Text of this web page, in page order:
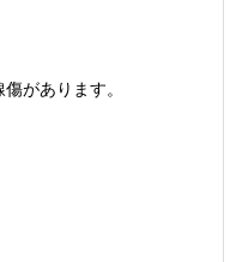
があります。